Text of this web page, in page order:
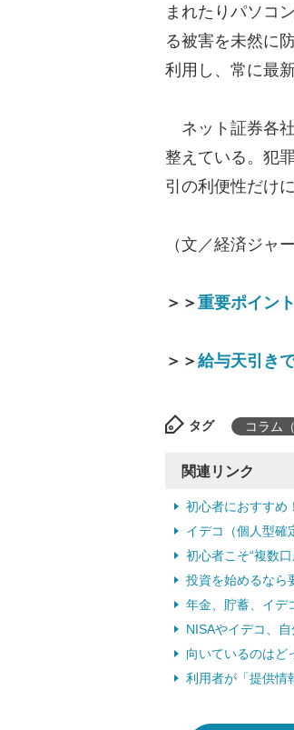
まれたりパソコ
る被害を未然に
利用し、常に最
ネット証券各
整えている。犯
引の利便性だけ
（文／経済ジャ
＞＞重要ポイン
＞＞給与天引き
タグ コラム
関連リンク
初心者におすすめ
イデコ（個人型確
初心者こそ“複数
投資を始めるな
年金、貯蓄、イ
NISAやイデコ、
向いているのはど
利用者が「提供情